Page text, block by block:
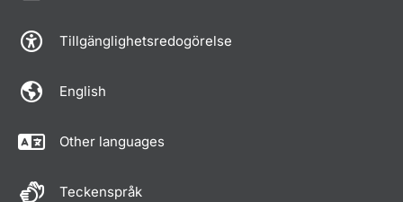
Tillgänglighetsredogörelse
English
Other languages
Teckenspråk